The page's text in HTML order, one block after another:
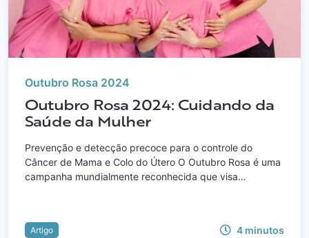
Outubro Rosa 2024
Outubro Rosa 2024: Cuidando da
Saúde da Mulher
Prevenção e detecção precoce para o controle do
Câncer de Mama e Colo do Útero O Outubro Rosa é uma
campanha mundialmente reconhecida que visa…
Artigo 4 minutos